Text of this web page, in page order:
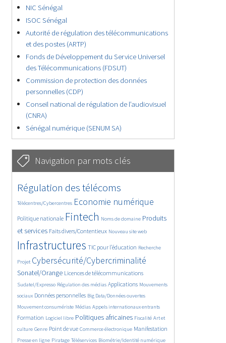
NIC Sénégal
ISOC Sénégal
Autorité de régulation des télécommunications
et des postes (ARTP)
Fonds de Développement du Service Universel
des Télécommunications (FDSUT)
Commission de protection des données
personnelles (CDP)
Conseil national de régulation de l’audiovisuel
(CNRA)
Sénégal numérique (SENUM SA)
Navigation par mots clés
4602/5650
Régulation des télécoms
373/5650
Télécentres/Cybercentres
3668/5650 Economie numérique
1843/5650
Politique nationale Fintech Noms de domaine Produits
et services
1582/5650 Faits divers/Contentieux
831/5650 Nouveau site web
5650/5650
Infrastructures
1806/5650
TIC pour l’éducation
201/5650
Recherche
246/5650
Projet
3564/5650Cybersécurité/Cybercriminalité
2319/5650
Sonatel/Orange
1626/5650 Licences de télécommunications
279/5650
Sudatel/Expresso
1033/5650 Régulation des médias
1520/5650 Applications
1151/5650
Mouvements
sociaux
1660/5650Données personnelles
140/5650 Big Data/Données ouvertes
612/5650
Mouvement consumériste
375/5650 Médias
670/5650 Appels internationaux entrants
1731/5650
Formation
94/5650 Logiciel libre
2415/5650 Politiques africaines
1070/5650 Fiscalité
173/5650
Art et
culture
586/5650
Genre
1842/5650 Point de vue
1040/5650 Commerce électronique
1519/5650 Manifestation
334/5650
Presse en ligne
127/5650 Piratage
204/5650 Téléservices
1170/5650 Biométrie/Identité numérique
360/5650